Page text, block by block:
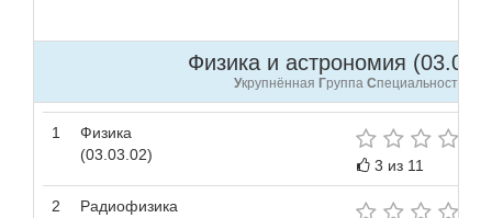
Физика и астрономия
Укрупнённая Группа Специальностей
1
Физика
(03.03.02)
3 из 11
2
Радиофизика